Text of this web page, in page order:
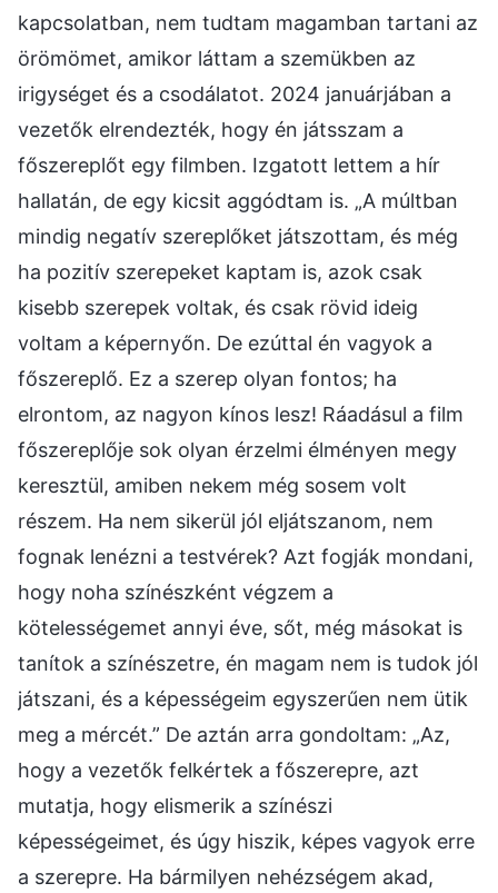
kapcsolatban, nem tudtam magamban tartani az
örömömet, amikor láttam a szemükben az
irigységet és a csodálatot. 2024 januárjában a
vezetők elrendezték, hogy én játsszam a
főszereplőt egy filmben. Izgatott lettem a hír
hallatán, de egy kicsit aggódtam is. „A múltban
mindig negatív szereplőket játszottam, és még
ha pozitív szerepeket kaptam is, azok csak
kisebb szerepek voltak, és csak rövid ideig
voltam a képernyőn. De ezúttal én vagyok a
főszereplő. Ez a szerep olyan fontos; ha
elrontom, az nagyon kínos lesz! Ráadásul a film
főszereplője sok olyan érzelmi élményen megy
keresztül, amiben nekem még sosem volt
részem. Ha nem sikerül jól eljátszanom, nem
fognak lenézni a testvérek? Azt fogják mondani,
hogy noha színészként végzem a
kötelességemet annyi éve, sőt, még másokat is
tanítok a színészetre, én magam nem is tudok jól
játszani, és a képességeim egyszerűen nem ütik
meg a mércét.” De aztán arra gondoltam: „Az,
hogy a vezetők felkértek a főszerepre, azt
mutatja, hogy elismerik a színészi
képességeimet, és úgy hiszik, képes vagyok erre
a szerepre. Ha bármilyen nehézségem akad,